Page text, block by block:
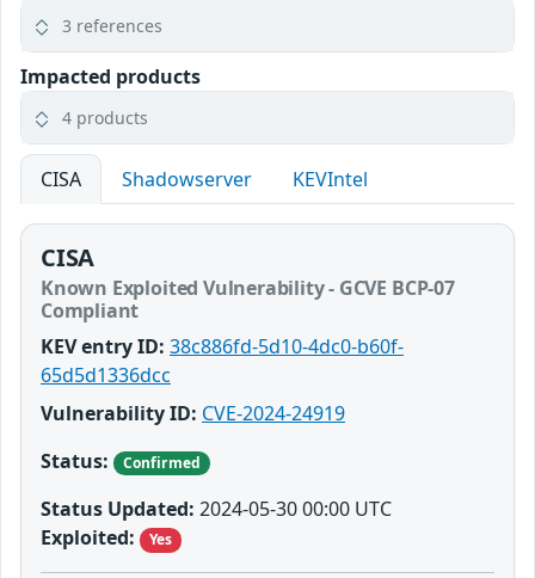
3 references
Impacted products
4 products
CISA Shadowserver KEVIntel
CISA
Known Exploited Vulnerability - GCVE BCP-07
Compliant
KEV entry ID: 38c886fd-5d10-4dc0-b60f-
65d5d1336dcc
Vulnerability ID: CVE-2024-24919
Status:
Confirmed
Status Updated: 2024-05-30 00:00 UTC
Exploited:
Yes